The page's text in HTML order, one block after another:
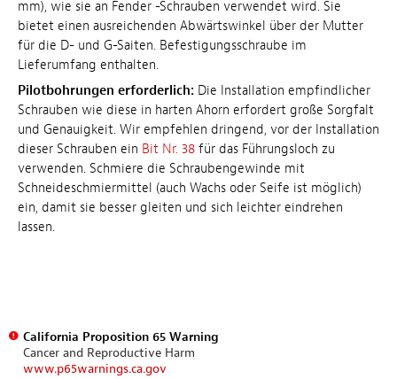
mm), wie sie an Fender -Schrauben verwendet wird. Sie
bietet einen ausreichenden Abwärtswinkel über der Mutter
für die D- und G-Saiten. Befestigungsschraube im
Lieferumfang enthalten.
Pilotbohrungen erforderlich: Die Installation empfindlicher
Schrauben wie diese in harten Ahorn erfordert große Sorgfalt
und Genauigkeit. Wir empfehlen dringend, vor der Installation
dieser Schrauben ein Bit Nr. 38 für das Führungsloch zu
verwenden. Schmiere die Schraubengewinde mit
Schneideschmiermittel (auch Wachs oder Seife ist möglich)
ein, damit sie besser gleiten und sich leichter eindrehen
lassen.
California Proposition 65 Warning
Cancer and Reproductive Harm
www.p65warnings.ca.gov